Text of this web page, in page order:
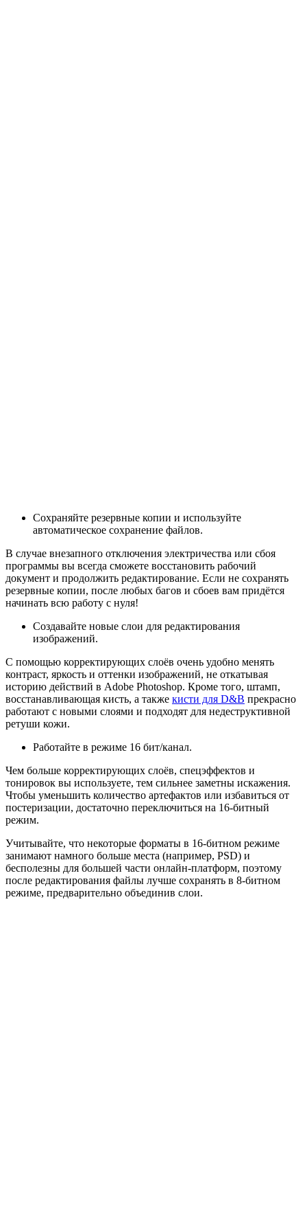
Сохраняйте резервные копии и используйте
автоматическое сохранение файлов.
В случае внезапного отключения электричества или сбоя
программы вы всегда сможете восстановить рабочий
документ и продолжить редактирование. Если не сохранять
резервные копии, после любых багов и сбоев вам придётся
начинать всю работу с нуля!
Создавайте новые слои для редактирования
изображений.
С помощью корректирующих слоёв очень удобно менять
контраст, яркость и оттенки изображений, не откатывая
историю действий в Adobe Photoshop. Кроме того, штамп,
восстанавливающая кисть, а также кисти для D&B прекрасно
работают с новыми слоями и подходят для недеструктивной
ретуши кожи.
Работайте в режиме 16 бит/канал.
Чем больше корректирующих слоёв, спецэффектов и
тонировок вы используете, тем сильнее заметны искажения.
Чтобы уменьшить количество артефактов или избавиться от
постеризации, достаточно переключиться на 16-битный
режим.
Учитывайте, что некоторые форматы в 16-битном режиме
занимают намного больше места (например, PSD) и
бесполезны для большей части онлайн-платформ, поэтому
после редактирования файлы лучше сохранять в 8-битном
режиме, предварительно объединив слои.